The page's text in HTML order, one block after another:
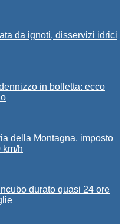
da ignoti, disservizi idrici
in bolletta: ecco
della Montagna, imposto
km/h
durato quasi 24 ore